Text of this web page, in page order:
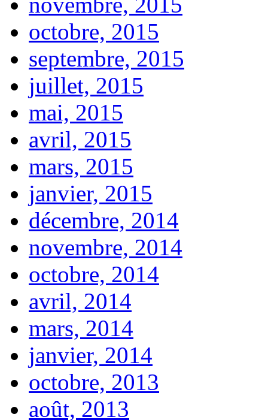
octobre, 2015
septembre, 2015
juillet, 2015
mai, 2015
avril, 2015
mars, 2015
janvier, 2015
décembre, 2014
novembre, 2014
octobre, 2014
avril, 2014
mars, 2014
janvier, 2014
octobre, 2013
août, 2013